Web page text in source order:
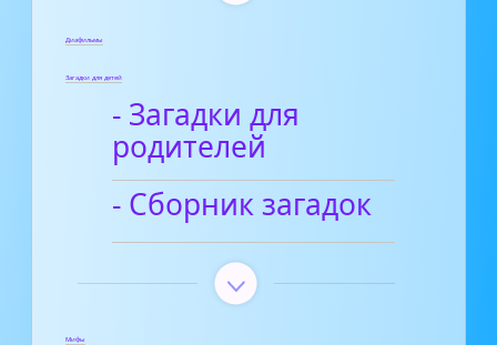
Диафильмы
Загадки для детей
- Загадки для
родителей
- Сборник загадок
Мифы